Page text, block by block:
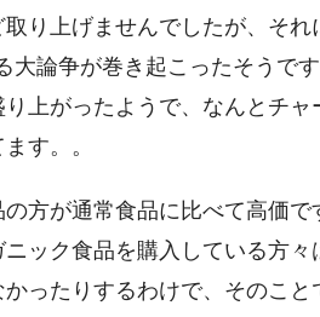
り上げませんでしたが、そ
大論争が巻き起こったそうです
上がったようで、なんとチ
す。。
方が通常食品に比べて高価で
ック食品を購入している方
ったりするわけで、そのこ